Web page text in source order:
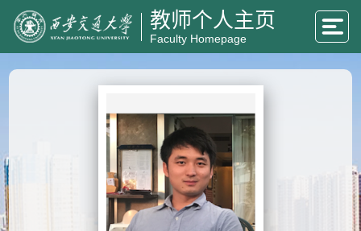
教师个人主页
Faculty Homepage